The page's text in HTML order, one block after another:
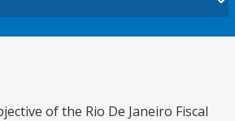
of the Rio De Janeiro Fiscal